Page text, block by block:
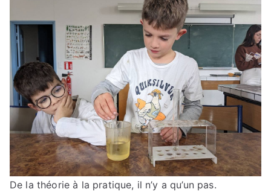
De la théorie à la pratique, il n’y a qu’un pas.